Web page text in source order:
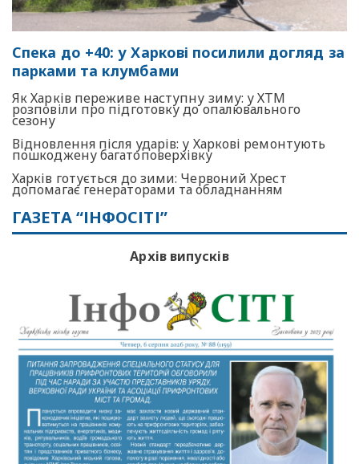
Спека до +40: у Харкові посилили догляд за
парками та клумбами
Як Харків переживе наступну зиму: у ХТМ
розповіли про підготовку до опалювального
сезону
Відновлення після ударів: у Харкові ремонтують
пошкоджену багатоповерхівку
Харків готується до зими: Червоний Хрест
допомагає генераторами та обладнанням
ГАЗЕТА “ІНФОСІТІ”
Архів випусків